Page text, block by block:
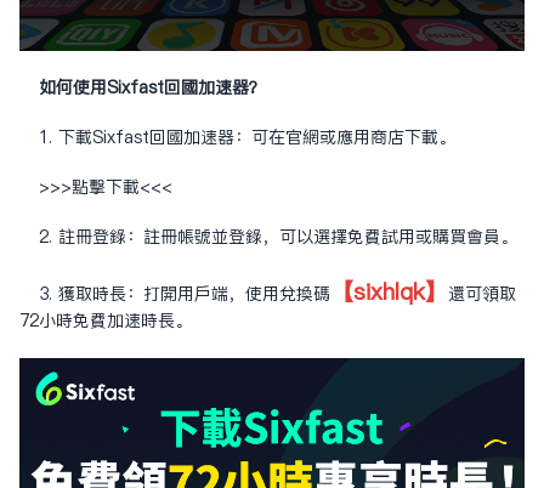
如何使用Sixfast回國加速器？
1. 下載Sixfast回國加速器：可在官網或應用商店下載。
>>>點擊下載<<<
2. 註冊登錄：註冊帳號並登錄，可以選擇免費試用或購買會員。
3. 獲取時長：打開用戶端，使用兌換碼 【sixhlqk】 還可領取
72小時免費加速時長。